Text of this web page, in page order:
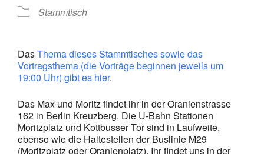
Stammtisch
DasThema dieses Stammtisches sowie das
Vortragsthema (die Vorträge beginnen jeweils um
19:00 Uhr) gibt es hier.
Das Max und Moritz findet ihr in der Oranienstrasse
162 in Berlin Kreuzberg. Die U-Bahn Stationen
Moritzplatz und Kottbusser Tor sind in Laufweite,
ebenso wie die Haltestellen der Buslinie M29
(Moritzplatz oder Oranienplatz). Ihr findet uns in der